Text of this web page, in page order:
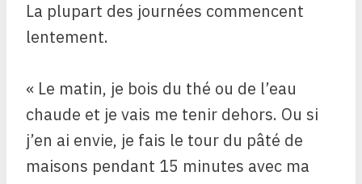
La plupart des journées commencent
lentement.
« Le matin, je bois du thé ou de l’eau
chaude et je vais me tenir dehors. Ou si
j’en ai envie, je fais le tour du pâté de
maisons pendant 15 minutes avec ma